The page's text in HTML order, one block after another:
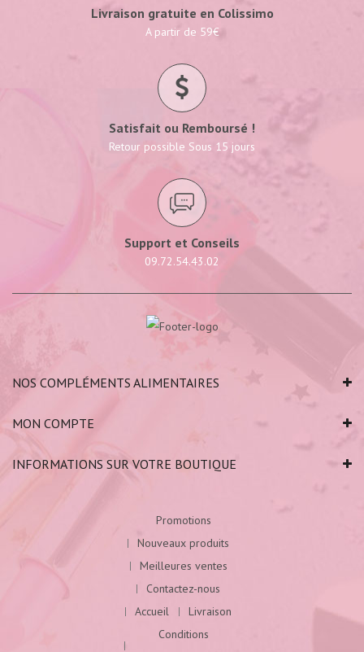
Livraison gratuite en Colissimo
A partir de 59€
Satisfait ou Remboursé !
Retour possible Sous 15 jours
Support et Conseils
09.72.54.43.02
NOS COMPLÉMENTS ALIMENTAIRES
MON COMPTE
INFORMATIONS SUR VOTRE BOUTIQUE
Promotions
Nouveaux produits
Meilleures ventes
Contactez-nous
Accueil
Livraison
Conditions